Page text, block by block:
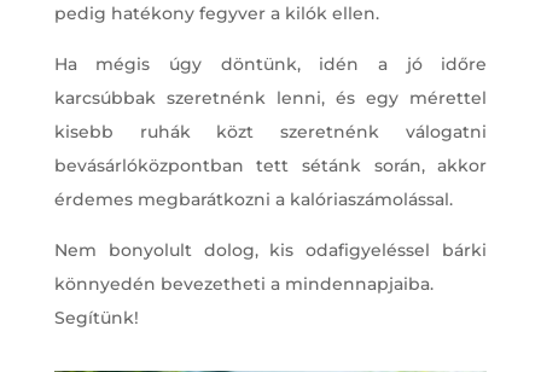
pedig hatékony fegyver a kilók ellen.
Ha mégis úgy döntünk, idén a jó időre
karcsúbbak szeretnénk lenni, és egy mérettel
kisebb ruhák közt szeretnénk válogatni
bevásárlóközpontban tett sétánk során, akkor
érdemes megbarátkozni a kalóriaszámolással.
Nem bonyolult dolog, kis odafigyeléssel bárki
könnyedén bevezetheti a mindennapjaiba.
Segítünk!